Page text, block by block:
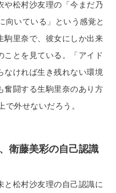
や松村沙友理の「今まだ乃
向いている」という感覚と
駒里奈で、彼女にしか出来
ことを見ている。「アイド
なければ生き残れない環境
奮闘する生駒里奈のあり方
で外せないだろう。
衛藤美彩の自己認識
と松村沙友理の自己認識に